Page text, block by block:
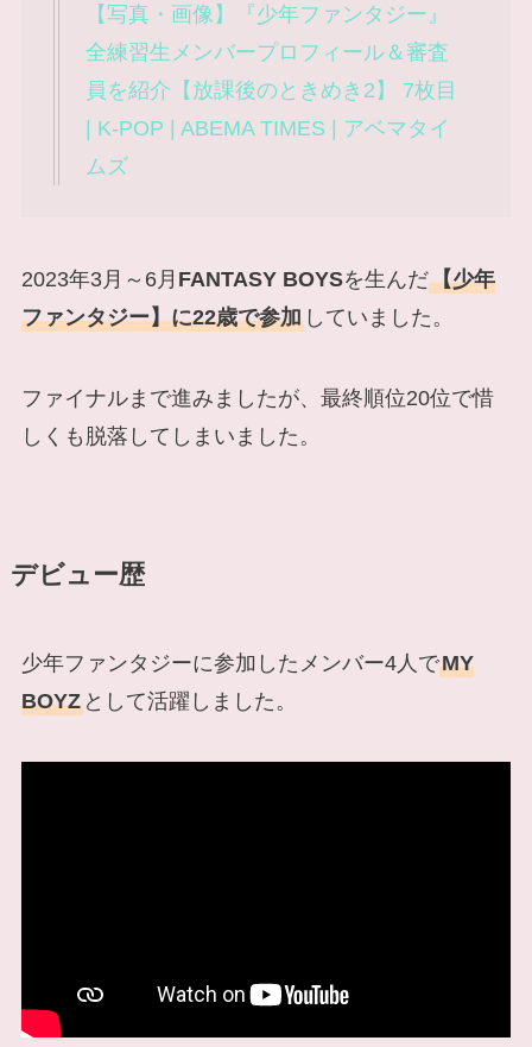
【写真・画像】『少年ファンタジー』
全練習生メンバープロフィール＆審査
員を紹介【放課後のときめき2】 7枚目
| K-POP | ABEMA TIMES | アベマタイ
ムズ
2023年3月～6月 FANTASY BOYSを生んだ【少年
ファンタジー】に22歳で参加していました。
ファイナルまで進みましたが、最終順位20位で惜
しくも脱落してしまいました。
デビュー歴
少年ファンタジーに参加したメンバー4人でMY
BOYZとして活躍しました。